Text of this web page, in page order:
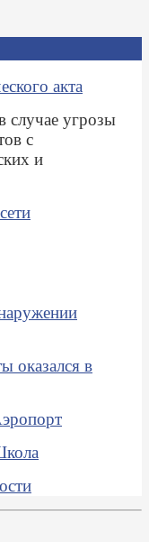
акта
случае угрозы
с
и
оказался в